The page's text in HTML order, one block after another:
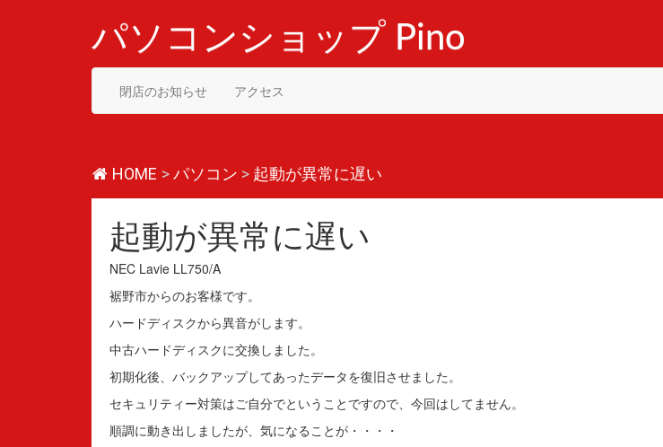
パソコンショップ Pino
閉店のお知らせ アクセス
HOME >パソコン > 起動が異常に遅い
起動が異常に遅い
NEC Lavie LL750/A
裾野市からのお客様です。
ハードディスクから異音がします。
中古ハードディスクに交換しました。
初期化後、バックアップしてあったデータを復旧させました。
セキュリティー対策はご自分でということですので、今回はしてません。
順調に動き出しましたが、気になることが・・・・